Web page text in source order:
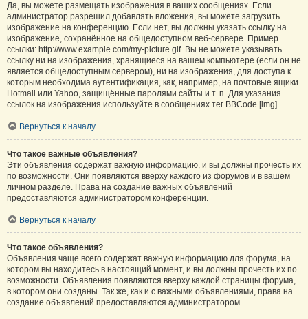
Да, вы можете размещать изображения в ваших сообщениях. Если
администратор разрешил добавлять вложения, вы можете загрузить
изображение на конференцию. Если нет, вы должны указать ссылку на
изображение, сохранённое на общедоступном веб-сервере. Пример
ссылки: http://www.example.com/my-picture.gif. Вы не можете указывать
ссылку ни на изображения, хранящиеся на вашем компьютере (если он не
является общедоступным сервером), ни на изображения, для доступа к
которым необходима аутентификация, как, например, на почтовые ящики
Hotmail или Yahoo, защищённые паролями сайты и т. п. Для указания
ссылок на изображения используйте в сообщениях тег BBCode [img].
Вернуться к началу
Что такое важные объявления?
Эти объявления содержат важную информацию, и вы должны прочесть их
по возможности. Они появляются вверху каждого из форумов и в вашем
личном разделе. Права на создание важных объявлений
предоставляются администратором конференции.
Вернуться к началу
Что такое объявления?
Объявления чаще всего содержат важную информацию для форума, на
котором вы находитесь в настоящий момент, и вы должны прочесть их по
возможности. Объявления появляются вверху каждой страницы форума,
в котором они созданы. Так же, как и с важными объявлениями, права на
создание объявлений предоставляются администратором.